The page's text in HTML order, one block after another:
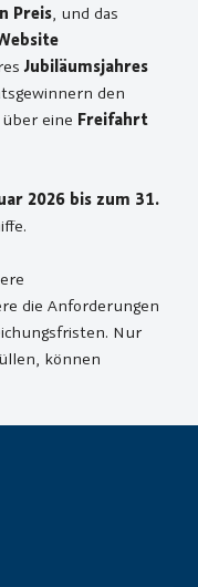
Preis , und das
Jubiläumsjahres
den
eine Freifahrt
2026 bis zum 31.
die Anforderungen
Nur
können